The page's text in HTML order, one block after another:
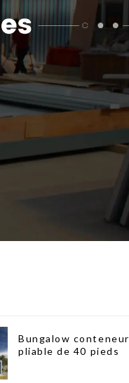
Bungalow conteneur
pliable de 40 pieds